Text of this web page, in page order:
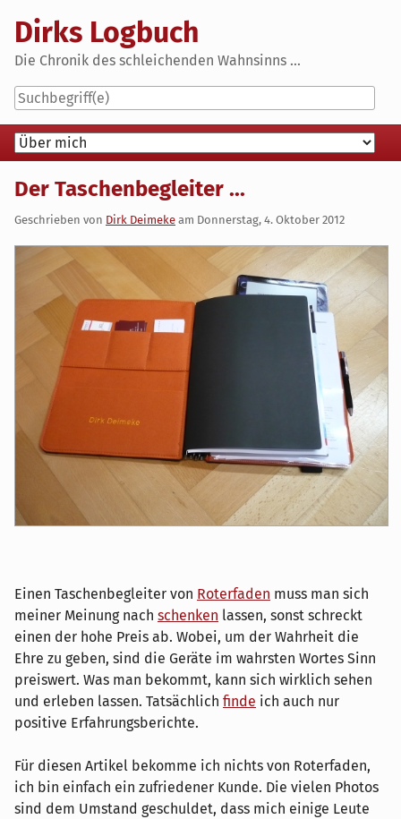
content
Dirks Logbuch
Die Chronik des schleichenden Wahnsinns ...
Navigation
Der Taschenbegleiter ...
Geschrieben von Dirk Deimeke am Donnerstag, 4. Oktober 2012
Einen Taschenbegleiter von Roterfaden muss man sich
meiner Meinung nach schenken lassen, sonst schreckt
einen der hohe Preis ab. Wobei, um der Wahrheit die
Ehre zu geben, sind die Geräte im wahrsten Wortes Sinn
preiswert. Was man bekommt, kann sich wirklich sehen
und erleben lassen. Tatsächlich finde ich auch nur
positive Erfahrungsberichte.
Für diesen Artikel bekomme ich nichts von Roterfaden,
ich bin einfach ein zufriedener Kunde. Die vielen Photos
sind dem Umstand geschuldet, dass mich einige Leute